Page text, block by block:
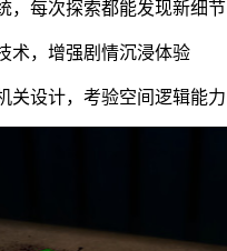
，每次探索都能发现新细节
术，增强剧情沉浸体验
关设计，考验空间逻辑能力